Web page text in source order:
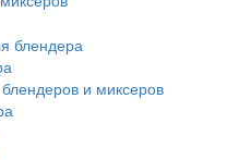
блендера
и миксеров